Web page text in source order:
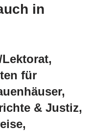
in
für
& Justiz,